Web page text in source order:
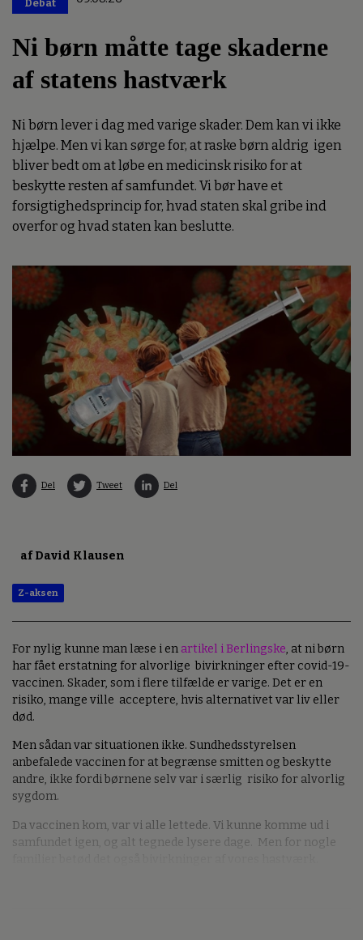
Debat
Ni børn måtte tage skaderne
af statens hastværk
Ni børn lever i dag med varige skader. Dem kan vi ikke
hjælpe. Men vi kan sørge for, at raske børn aldrig igen
bliver bedt om at løbe en medicinsk risiko for at
beskytte resten af samfundet. Vi bør have et
forsigtighedsprincip for, hvad staten skal gribe ind
overfor og hvad staten kan beslutte.
Del Tweet Del
af David Klausen
Z-aksen
For nylig kunne man læse i en artikel i Berlingske, at ni børn
har fået erstatning for alvorlige bivirkninger efter covid-19-
vaccinen. Skader, som i flere tilfælde er varige. Det er en
risiko, mange ville acceptere, hvis alternativet var liv eller
død.
Men sådan var situationen ikke. Sundhedsstyrelsen
anbefalede vaccinen for at begrænse smitten og beskytte
andre, ikke fordi børnene selv var i særlig risiko for alvorlig
sygdom.
Da vaccinen kom, var vi alle lettede. Vi kunne komme ud i
samfundet igen, og alt tegnede lysere dage. Men for nogle